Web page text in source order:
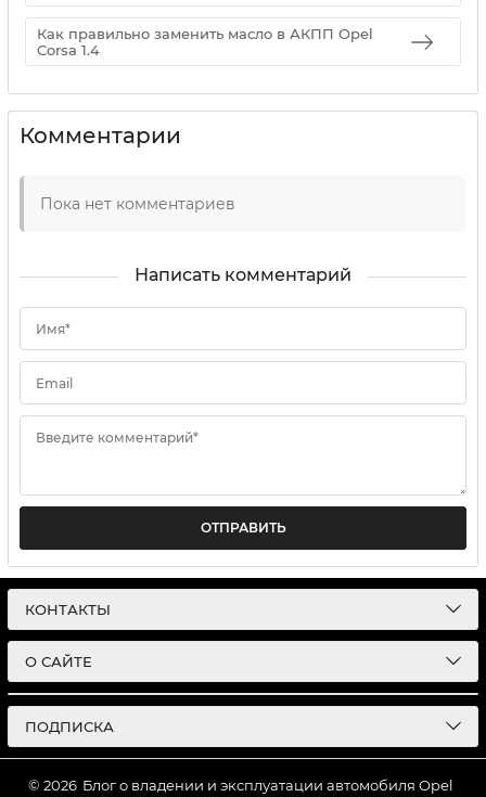
Как правильно заменить масло в АКПП Opel
Corsa 1.4
Комментарии
Пока нет комментариев
Написать комментарий
Имя*
Email
Введите комментарий*
ОТПРАВИТЬ
КОНТАКТЫ
О САЙТЕ
ПОДПИСКА
© 2026 Блог о владении и эксплуатации автомобиля Opel